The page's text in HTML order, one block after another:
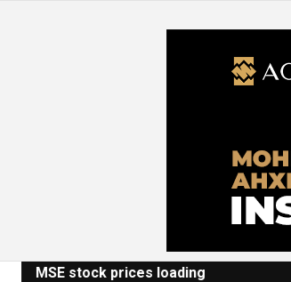
MSE stock prices loading